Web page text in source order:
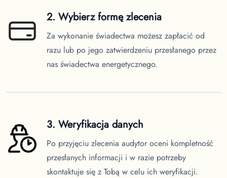
2. Wybierz formę zlecenia
Za wykonanie świadectwa możesz zapłacić od
razu lub po jego zatwierdzeniu przesłanego przez
nas świadectwa energetycznego.
3. Weryfikacja danych
Po przyjęciu zlecenia audytor oceni kompletność
przesłanych informacji i w razie potrzeby
skontaktuje się z Tobą w celu ich weryfikacji.